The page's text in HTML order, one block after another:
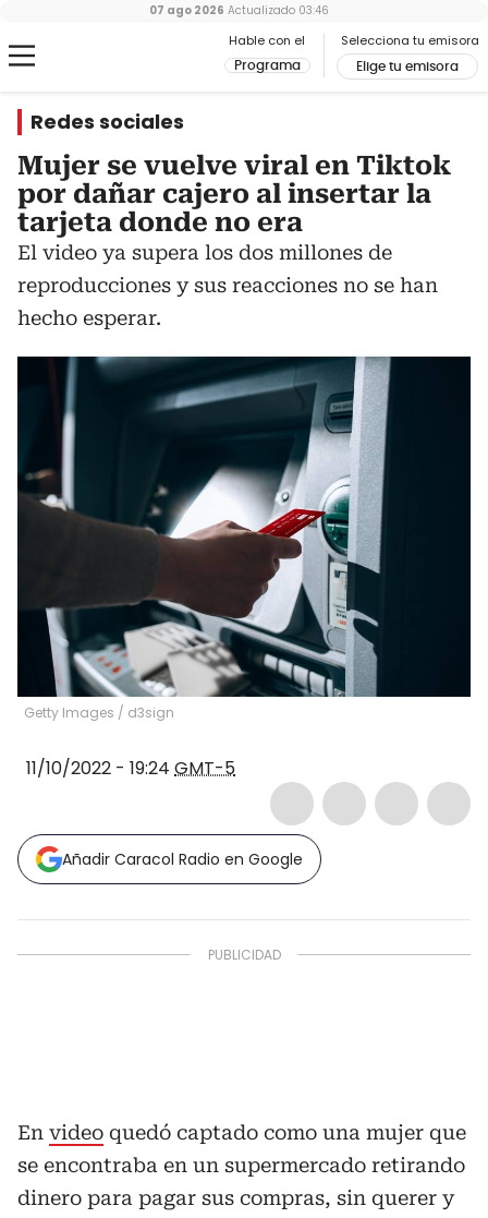
Hable con el
Programa
Selecciona tu emisora
Elige tu emisora
07 ago 2026 Actualizado 03:46
Redes sociales
Mujer se vuelve viral en Tiktok
por dañar cajero al insertar la
tarjeta donde no era
El video ya supera los dos millones de
reproducciones y sus reacciones no se han
hecho esperar.
Getty Images / d3sign
11/10/2022 - 19:24 GMT-5
Añadir Caracol Radio en Google
En video quedó captado como una mujer que
se encontraba en un supermercado retirando
dinero para pagar sus compras, sin querer y